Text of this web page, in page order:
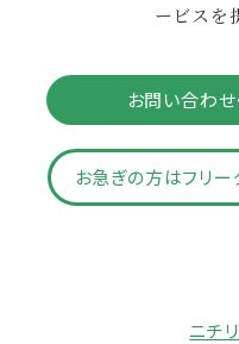
ービスを
お問い合わせ
お急ぎの方はフリ
ニチ